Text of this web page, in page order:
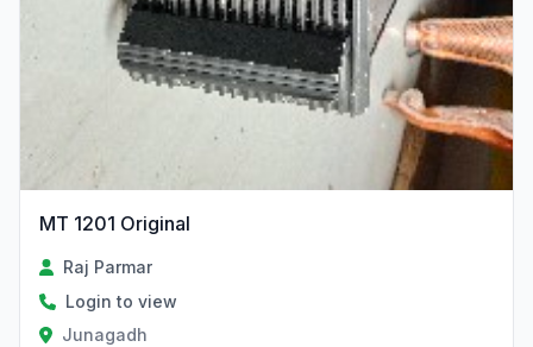
MT 1201 Original
Raj Parmar
Login to view
Junagadh